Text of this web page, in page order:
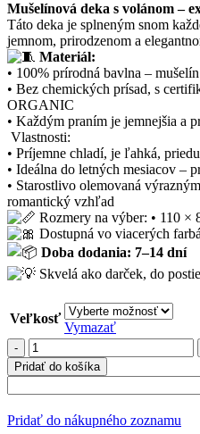
Mušelínová deka s volánom –
Táto deka je splneným snom
jemnom, prirodzenom a
Materiál:
• 100% prírodná bavlna –
• Bez chemických prísad, s
ORGANIC
• Každým praním je jemnejšia a
Vlastnosti:
• Príjemne chladí, je ľahká,
• Ideálna do letných mesiacov –
• Starostlivo olemovaná
romantický vzhľad
Rozmery na výber: • 110 ×
Dostupná vo viacerých
Doba dodania: 7–14 dní
Skvelá ako darček, do
Veľkosť
Vymazať
množstvo
Mušelínová
deka
s
"béžová
Pridať do košíka
Pridať do nákupného zoznamu